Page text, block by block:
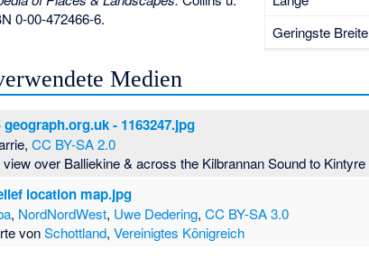
Geringste Breite
0-00-472466-6.
Medien
- 1163247.jpg
CC BY-SA 2.0
view over Balliekine & across the Kilbrannan Sound to Kintyre
location map.jpg
, NordNordWest, Uwe Dedering,CC BY-SA 3.0
vonSchottland,Vereinigtes Königreich